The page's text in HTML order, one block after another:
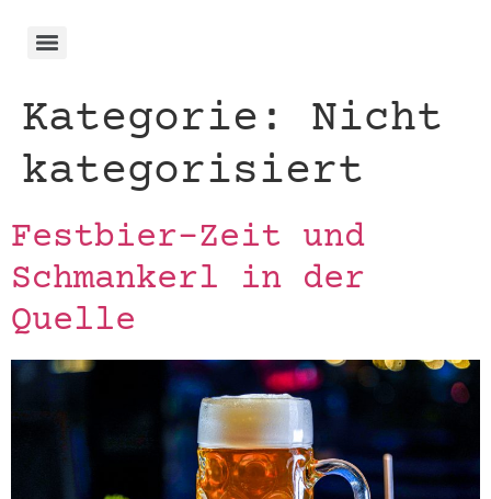
Kategorie: Nicht
kategorisiert
Festbier-Zeit und
Schmankerl in der
Quelle